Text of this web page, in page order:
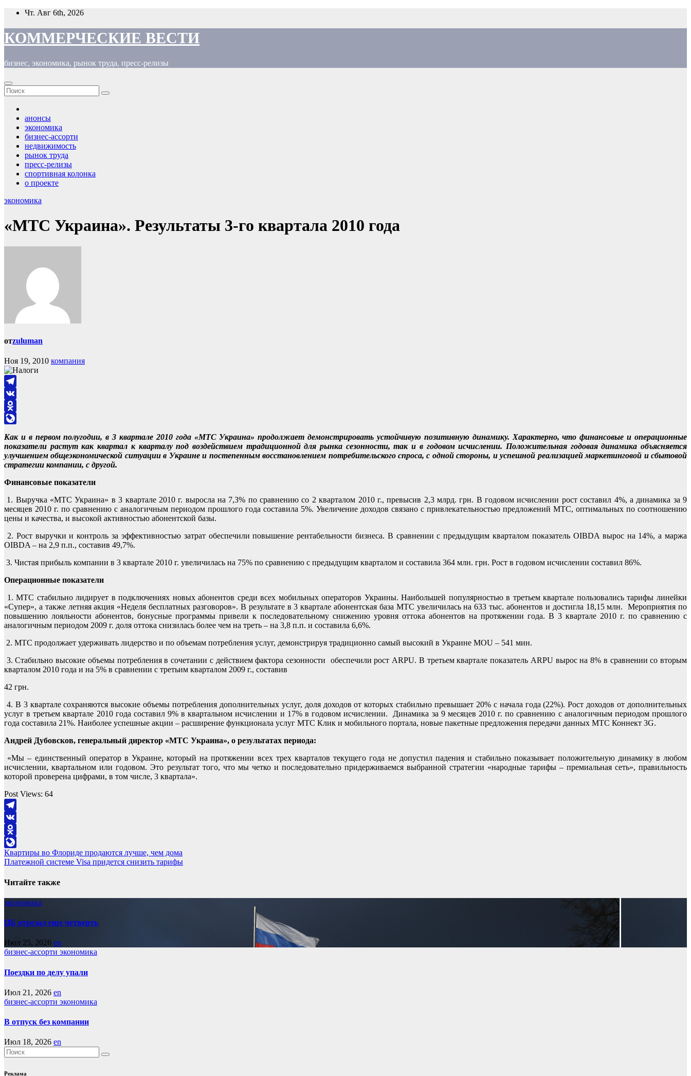
Перейти
содержимому
Чт. Авг 6th, 2026
КОММЕРЧЕСКИЕ ВЕСТИ
бизнес, экономика, рынок труда, пресс-релизы
анонсы
экономика
бизнес-ассорти
недвижимость
рынок труда
пресс-релизы
спортивная колонка
о проекте
экономика
«МТС Украина». Результаты 3-го квартала 2010 года
отzuluman
Ноя 19, 2010 компания
Telegram
VK
Odnoklassniki
Как и в первом полугодии, в 3 квартале 2010 года «МТС Украина» продолжает демонстрировать устойчивую позитивную динамику. Характерно, что финансовые и операционные
показатели растут как квартал к кварталу под воздействием традиционной для рынка сезонности, так и в годовом исчислении. Положительная годовая динамика объясняется
улучшением общеэкономической ситуации в Украине и постепенным восстановлением потребительского спроса, с одной стороны, и успешной реализацией маркетинговой и сбытовой
стратегии компании, с другой.
Финансовые показатели
1. Выручка «МТС Украина» в 3 квартале 2010 г. выросла на 7,3% по сравнению со 2 кварталом 2010 г., превысив 2,3 млрд. грн. В годовом исчислении рост составил 4%, а динамика за 9
месяцев 2010 г. по сравнению с аналогичным периодом прошлого года составила 5%. Увеличение доходов связано с привлекательностью предложений МТС, оптимальных по соотношению
цены и качества, и высокой активностью абонентской базы.
2. Рост выручки и контроль за эффективностью затрат обеспечили повышение рентабельности бизнеса. В сравнении с предыдущим кварталом показатель OIBDA вырос на 14%, а маржа
OIBDA – на 2,9 п.п., составив 49,7%.
3. Чистая прибыль компании в 3 квартале 2010 г. увеличилась на 75% по сравнению с предыдущим кварталом и составила 364 млн. грн. Рост в годовом исчислении составил 86%.
Операционные показатели
1. МТС стабильно лидирует в подключениях новых абонентов среди всех мобильных операторов Украины. Наибольшей популярностью в третьем квартале пользовались тарифы линейки
«Супер», а также летняя акция «Неделя бесплатных разговоров». В результате в 3 квартале абонентская база МТС увеличилась на 633 тыс. абонентов и достигла 18,15 млн. Мероприятия по
повышению лояльности абонентов, бонусные программы привели к последовательному снижению уровня оттока абонентов на протяжении года. В 3 квартале 2010 г. по сравнению с
аналогичным периодом 2009 г. доля оттока снизилась более чем на треть – на 3,8 п.п. и составила 6,6%.
2. МТС продолжает удерживать лидерство и по объемам потребления услуг, демонстрируя традиционно самый высокий в Украине MOU – 541 мин.
3. Стабильно высокие объемы потребления в сочетании с действием фактора сезонности обеспечили рост ARPU. В третьем квартале показатель ARPU вырос на 8% в сравнении со вторым
кварталом 2010 года и на 5% в сравнении с третьим кварталом 2009 г., составив
42 грн.
4. В 3 квартале сохраняются высокие объемы потребления дополнительных услуг, доля доходов от которых стабильно превышает 20% с начала года (22%). Рост доходов от дополнительных
услуг в третьем квартале 2010 года составил 9% в квартальном исчислении и 17% в годовом исчислении. Динамика за 9 месяцев 2010 г. по сравнению с аналогичным периодом прошлого
года составила 21%. Наиболее успешные акции – расширение функционала услуг МТС Клик и мобильного портала, новые пакетные предложения передачи данных МТС Коннект 3G.
Андрей Дубовсков, генеральный директор «МТС Украина», о результатах периода:
«Мы – единственный оператор в Украине, который на протяжении всех трех кварталов текущего года не допустил падения и стабильно показывает положительную динамику в любом
исчислении, квартальном или годовом. Это результат того, что мы четко и последовательно придерживаемся выбранной стратегии «народные тарифы – премиальная сеть», правильность
которой проверена цифрами, в том числе, 3 квартала».
Post Views: 64
Telegram
VK
Odnoklassniki
LiveJournal
Навигация
по
записям
Квартиры во Флориде продаются лучше, чем дома
Платежной системе Visa придется снизить тарифы
Читайте также
экономика
ЦБ отрезал еще четверть
Июл 25, 2026 en
бизнес-ассорти экономика
Поездки по делу упали
Июл 21, 2026 en
бизнес-ассорти экономика
В отпуск без компании
Июл 18, 2026 en
Реклама